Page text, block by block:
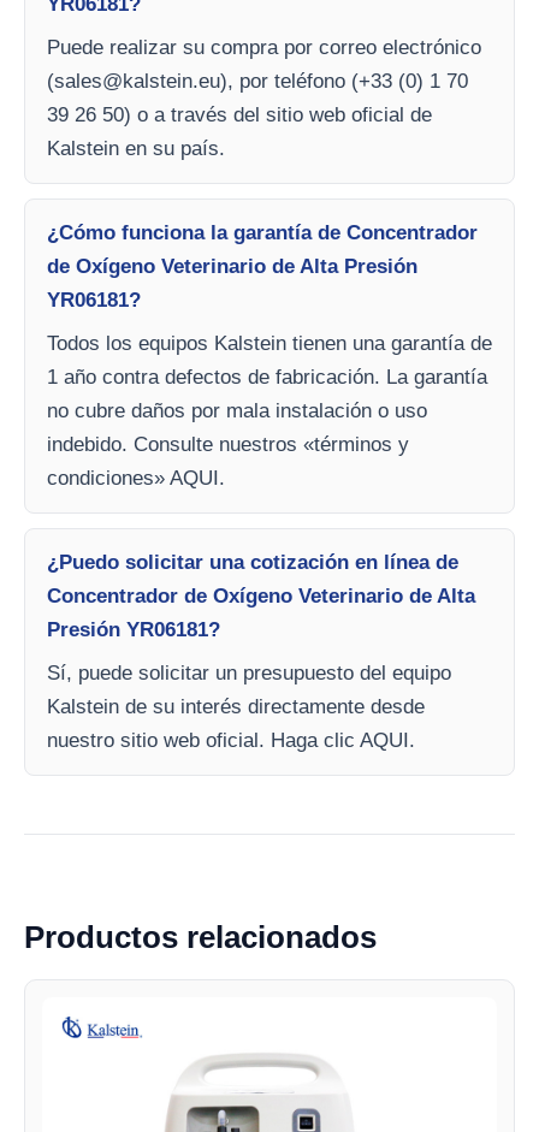
Puede realizar su compra por correo electrónico
(sales@kalstein.eu), por teléfono (+33 (0) 1 70
39 26 50) o a través del sitio web oficial de
Kalstein en su país.
¿Cómo funciona la garantía de Concentrador
de Oxígeno Veterinario de Alta Presión
YR06181?
Todos los equipos Kalstein tienen una garantía de
1 año contra defectos de fabricación. La garantía
no cubre daños por mala instalación o uso
indebido. Consulte nuestros «términos y
condiciones» AQUI.
¿Puedo solicitar una cotización en línea de
Concentrador de Oxígeno Veterinario de Alta
Presión YR06181?
Sí, puede solicitar un presupuesto del equipo
Kalstein de su interés directamente desde
nuestro sitio web oficial. Haga clic AQUI.
Productos relacionados